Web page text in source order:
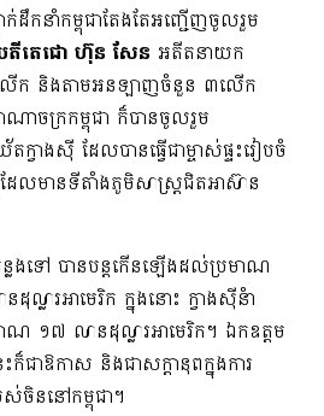
ដឹកនាំកម្ពុជាតែងតែអញ្ជើញចូលរួម
បតីតេជោ ហ៊ុន សែន អតីតនាយក
លើក និងតាមអនឡាញចំនួន ៣លើក
ាណាចក្រកម្ពុជា ក៏បានចូលរួម
ក្វាងស៊ី ដែលបានធ្វើជាម្ចាស់ផ្ទះរៀបចំ
លមានទីតាំងភូមិសាស្រ្តជិតអាស៊ាន
លងទៅ បានបន្តកើនឡើងដល់ប្រមាណ
ារអាមេរិក ក្នុងនោះ ក្វាងស៊ីនំា
ណ ១៧ លានដុល្លារអាមេរិក។ ឯកឧត្តម
ក៏ជាឱកាស និងជាសក្តានុពក្នុងការ
ស់ចិននៅកម្ពុជា។